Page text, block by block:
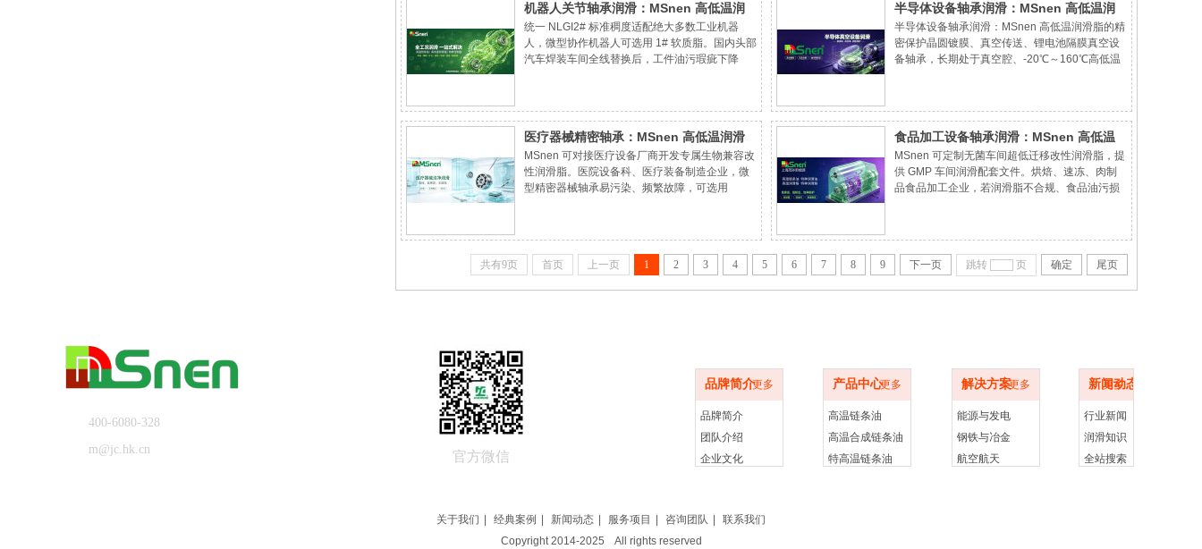
机器人关节轴承润滑：MSnen 高低温润
滑脂让运动更精准
统一 NLGI2# 标准稠度适配绝大多数工业机器
人，微型协作机器人可选用 1# 软质脂。国内头部
汽车焊装车间全线替换后，工件油污瑕疵下降
低温润滑脂，稳定自动化生产精度。
半导体设备轴承润滑：MSnen 高低温润
滑脂的精密保护
半导体设备轴承润滑：MSnen 高低温润滑脂的精
密保护晶圆镀膜、真空传送、锂电池隔膜真空设
备轴承，长期处于真空腔、-20℃～160℃高低温
医疗器械精密轴承：MSnen 高低温润滑
脂的洁净润滑
MSnen 可对接医疗设备厂商开发专属生物兼容改
性润滑脂。医院设备科、医疗装备制造企业，微
型精密器械轴承易污染、频繁故障，可选用
食品加工设备轴承润滑：MSnen 高低温
润滑脂的安全保障
MSnen 可定制无菌车间超低迁移改性润滑脂，提
供 GMP 车间润滑配套文件。烘焙、速冻、肉制
品食品加工企业，若润滑脂不合规、食品油污损
共有9页 首页 上一页 1 2 3 4 5 6 7 8 9 下一页 跳转 页 确定 尾页
品牌简介更多
品牌简介
团队介绍
企业文化
产品中心更多
高温链条油
高温合成链条油
特高温链条油
解决方案更多
能源与发电
钢铁与冶金
航空航天
新闻动态
更多
行业新闻
润滑知识
全站搜索
400-6080-328
m@jc.hk.cn
官方微信
关于我们 经典案例 新闻动态 服务项目 咨询团队
联系我们
Copyright 2014-2025 All rights reserved